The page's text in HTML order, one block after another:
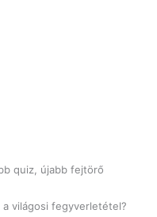
quiz, újabb fejtörő
világosi fegyverletétel?